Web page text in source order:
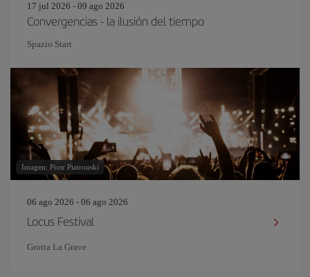
17 jul 2026 - 09 ago 2026
Convergencias - la ilusión del tiempo
Spazio Start
Imagen: Piotr Piatrouski
06 ago 2026 - 06 ago 2026
Locus Festival
Grotta La Grave